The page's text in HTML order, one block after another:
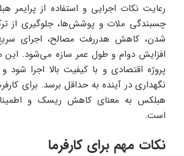
رعایت نکات اجرایی و استفاده از پرایمر
چسبندگی ملات و پوشش‌ها، جلوگیری از
شدن، کاهش هدررفت مصالح، اجرای
افزایش دوام و طول عمر سازه می‌شود. این
پروژه اقتصادی و با کیفیت بالا اجرا شود
نگهداری در آینده به حداقل برسد. برای
هبلکس به معنای کاهش ریسک و
است.
نکات مهم برای کارفرما